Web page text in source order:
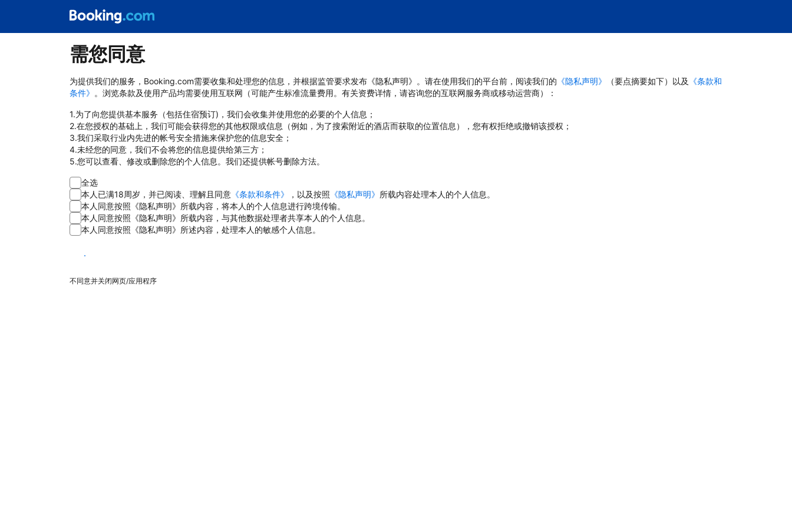
需您同意
为提供我们的服务，Booking.com需要收集和处理您的信息，并根据监管要求发布《隐私声明》。请在使用我们的平台前，阅读我们的 《隐私声明》 （要点摘要如下）以及 《条款和
条件》 。浏览条款及使用产品均需要使用互联网（可能产生标准流量费用。有关资费详情，请咨询您的互联网服务商或移动运营商）：
1.为了向您提供基本服务（包括住宿预订)，我们会收集并使用您的必要的个人信息；
2.在您授权的基础上，我们可能会获得您的其他权限或信息（例如，为了搜索附近的酒店而获取的位置信息），您有权拒绝或撤销该授权；
3.我们采取行业内先进的帐号安全措施来保护您的信息安全；
4.未经您的同意，我们不会将您的信息提供给第三方；
5.您可以查看、修改或删除您的个人信息。我们还提供帐号删除方法。
全选
本人已满18周岁，并已阅读、理解且同意 《条款和条件》 ，以及按照 《隐私声明》 所载内容处理本人的个人信息。
本人同意按照《隐私声明》所载内容，将本人的个人信息进行跨境传输。
本人同意按照《隐私声明》所载内容，与其他数据处理者共享本人的个人信息。
本人同意按照《隐私声明》所述内容，处理本人的敏感个人信息。
同意
不同意并关闭网页/应用程序